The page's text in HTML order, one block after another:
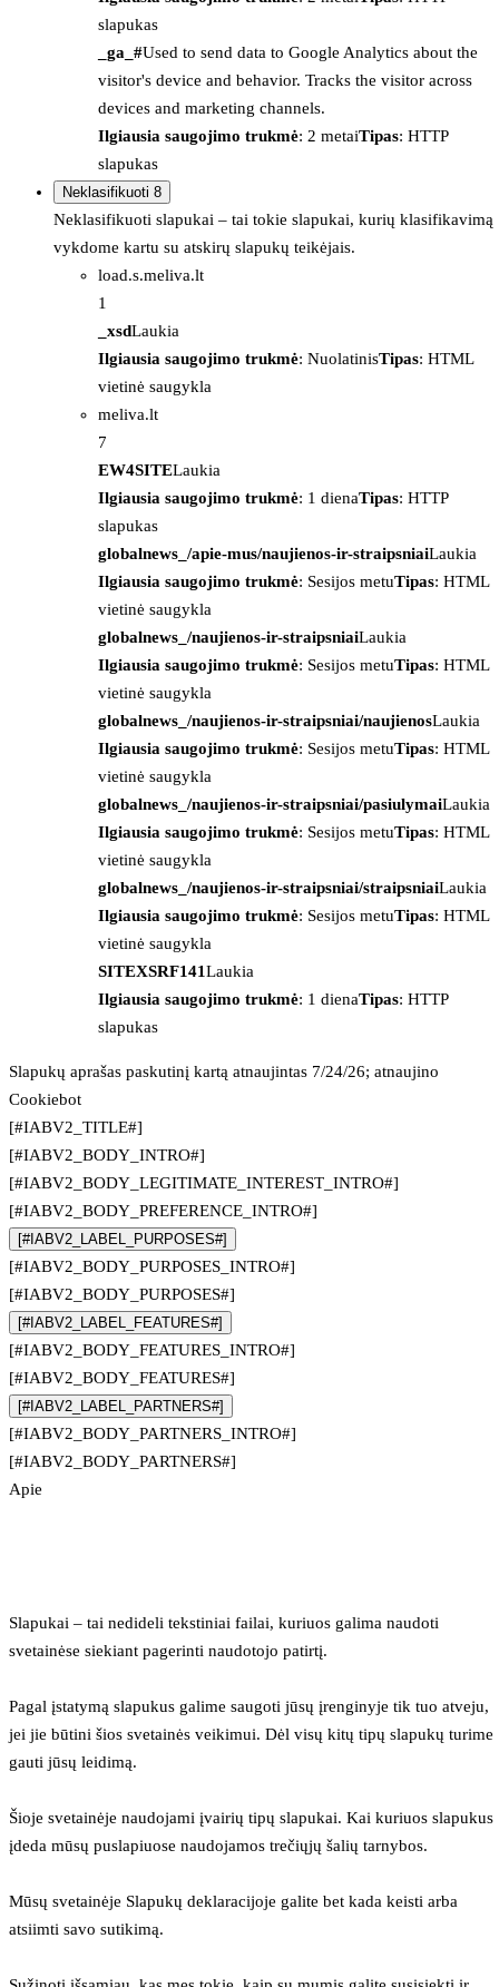
slapukas
_ga_#Used to send data to Google Analytics about the
visitor's device and behavior. Tracks the visitor across
devices and marketing channels.
Ilgiausia saugojimo trukmė: 2 metaiTipas: HTTP
slapukas
Neklasifikuoti 8
Neklasifikuoti slapukai – tai tokie slapukai, kurių klasifikavimą
vykdome kartu su atskirų slapukų teikėjais.
load.s.meliva.lt
1
_xsdLaukia
Ilgiausia saugojimo trukmė: NuolatinisTipas: HTML
vietinė saugykla
meliva.lt
7
EW4SITELaukia
Ilgiausia saugojimo trukmė: 1 dienaTipas: HTTP
slapukas
globalnews_/apie-mus/naujienos-ir-straipsniaiLaukia
Ilgiausia saugojimo trukmė: Sesijos metuTipas: HTML
vietinė saugykla
globalnews_/naujienos-ir-straipsniaiLaukia
Ilgiausia saugojimo trukmė: Sesijos metuTipas: HTML
vietinė saugykla
globalnews_/naujienos-ir-straipsniai/naujienosLaukia
Ilgiausia saugojimo trukmė: Sesijos metuTipas: HTML
vietinė saugykla
globalnews_/naujienos-ir-straipsniai/pasiulymaiLaukia
Ilgiausia saugojimo trukmė: Sesijos metuTipas: HTML
vietinė saugykla
globalnews_/naujienos-ir-straipsniai/straipsniaiLaukia
Ilgiausia saugojimo trukmė: Sesijos metuTipas: HTML
vietinė saugykla
SITEXSRF141Laukia
Ilgiausia saugojimo trukmė: 1 dienaTipas: HTTP
slapukas
Slapukų aprašas paskutinį kartą atnaujintas 7/24/26; atnaujino
Cookiebot
[#IABV2_TITLE#]
[#IABV2_BODY_INTRO#]
[#IABV2_BODY_LEGITIMATE_INTEREST_INTRO#]
[#IABV2_BODY_PREFERENCE_INTRO#]
[#IABV2_LABEL_PURPOSES#]
[#IABV2_BODY_PURPOSES_INTRO#]
[#IABV2_BODY_PURPOSES#]
[#IABV2_LABEL_FEATURES#]
[#IABV2_BODY_FEATURES_INTRO#]
[#IABV2_BODY_FEATURES#]
[#IABV2_LABEL_PARTNERS#]
[#IABV2_BODY_PARTNERS_INTRO#]
[#IABV2_BODY_PARTNERS#]
Apie
Slapukai – tai nedideli tekstiniai failai, kuriuos galima naudoti
svetainėse siekiant pagerinti naudotojo patirtį.
Pagal įstatymą slapukus galime saugoti jūsų įrenginyje tik tuo atveju,
jei jie būtini šios svetainės veikimui. Dėl visų kitų tipų slapukų turime
gauti jūsų leidimą.
Šioje svetainėje naudojami įvairių tipų slapukai. Kai kuriuos slapukus
įdeda mūsų puslapiuose naudojamos trečiųjų šalių tarnybos.
Mūsų svetainėje Slapukų deklaracijoje galite bet kada keisti arba
atsiimti savo sutikimą.